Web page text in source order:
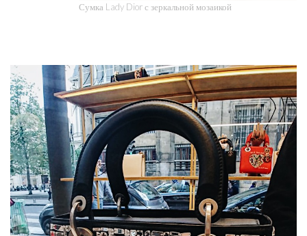
Сумка Lady Dior с зеркальной мозаикой